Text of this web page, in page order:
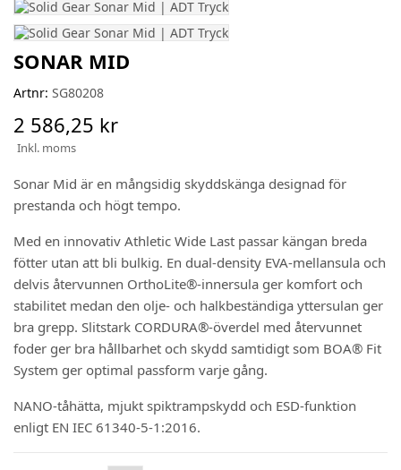
SONAR MID
Artnr: SG80208
2 586,25 kr
Inkl. moms
Sonar Mid är en mångsidig skyddskänga designad för
prestanda och högt tempo.
Med en innovativ Athletic Wide Last passar kängan breda
fötter utan att bli bulkig. En dual-density EVA-mellansula och
delvis återvunnen OrthoLite®-innersula ger komfort och
stabilitet medan den olje- och halkbeständiga yttersulan ger
bra grepp. Slitstark CORDURA®-överdel med återvunnet
foder ger bra hållbarhet och skydd samtidigt som BOA® Fit
System ger optimal passform varje gång.
NANO-tåhätta, mjukt spiktrampskydd och ESD-funktion
enligt EN IEC 61340-5-1:2016.